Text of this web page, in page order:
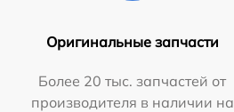
Оригинальные запчасти
Более 20 тыс. запчастей от
производителя в наличии на